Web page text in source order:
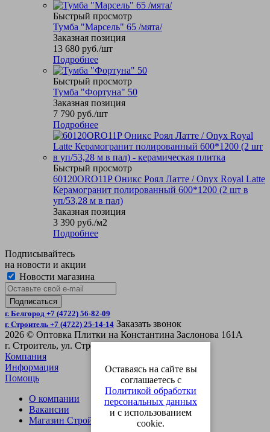
Быстрый просмотр
Тумба "Марсель" 65 /мята/
Заказная позиция
13 680 руб./шт
Подробнее
Быстрый просмотр
Тумба "Фортуна" 50
Заказная позиция
7 790 руб./шт
Подробнее
Быстрый просмотр
60120ORO11P Оникс Роял Латте / Onyx Royal Latte
Керамогранит полированный 600*1200 (2 шт в
уп/53,28 м в пал)
Заказная позиция
3 390 руб./м2
Подробнее
Подписывайтесь
на новости и акции
Новости магазина
г. Белгород +7 (4722) 56-82-09
г. Строитель +7 (4722) 25-14-14 Заказать звонок
2026 © Оптовка Плитки на Константина Заслонова 161А
г. Строитель, ул. Строительная 4Б
Компания
Информация
Помощь
О компании
Вакансии
Магазин СтройОпт
Оставаясь на сайте вы
соглашаетесь с
Политикой обработки
персональных данных
и с использованием
cookie.